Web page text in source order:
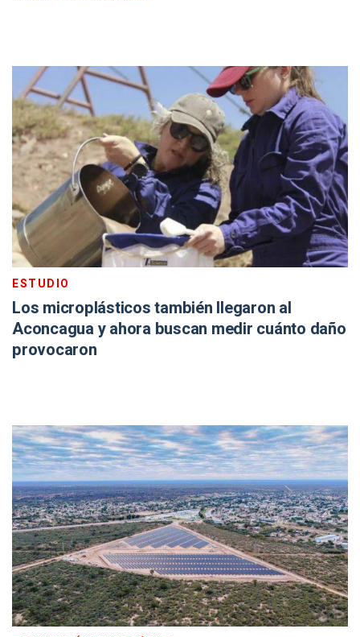
ESTUDIO
Los microplásticos también llegaron al
Aconcagua y ahora buscan medir cuánto daño
provocaron